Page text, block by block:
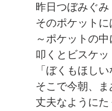
昨日つぼみぐみ
そのポケットに
～ポケットの
叩くとビスケ
「ぼくもほし
そこで今朝、
丈夫なようにた